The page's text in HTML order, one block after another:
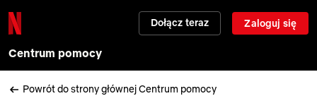
Dołącz teraz Zaloguj się
Centrum pomocy
Powrót do strony głównej Centrum pomocy